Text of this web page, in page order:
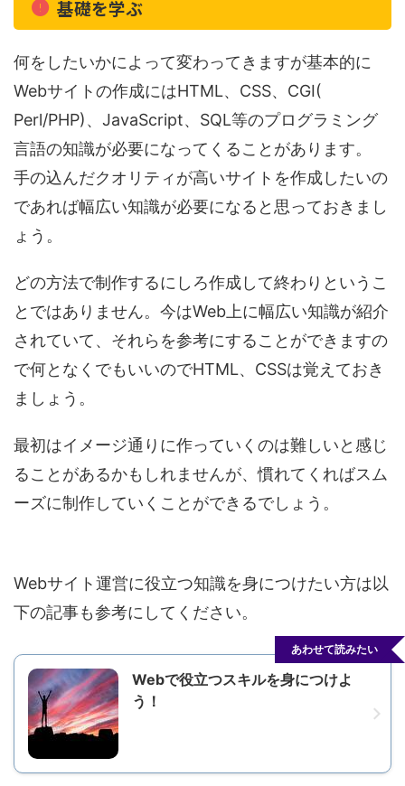
基礎を学ぶ
何をしたいかによって変わってきますが基本的に
Webサイトの作成にはHTML、CSS、CGI(
Perl/PHP)、JavaScript、SQL等のプログラミング
言語の知識が必要になってくることがあります。
手の込んだクオリティが高いサイトを作成したいの
であれば幅広い知識が必要になると思っておきまし
ょう。
どの方法で制作するにしろ作成して終わりというこ
とではありません。今はWeb上に幅広い知識が紹介
されていて、それらを参考にすることができますの
で何となくでもいいのでHTML、CSSは覚えておき
ましょう。
最初はイメージ通りに作っていくのは難しいと感じ
ることがあるかもしれませんが、慣れてくればスム
ーズに制作していくことができるでしょう。
Webサイト運営に役立つ知識を身につけたい方は以
下の記事も参考にしてください。
Webで役立つスキルを身につけよ
う！
あわせて読みたい